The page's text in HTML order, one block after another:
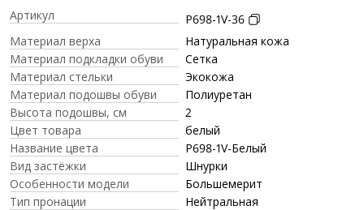
Артикул
P698-1V-36
Материал верха
Натуральная кожа
Материал подкладки обуви
Сетка
Материал стельки
Экокожа
Материал подошвы обуви
Полиуретан
Высота подошвы, см
2
Цвет товара
белый
Название цвета
P698-1V-Белый
Вид застёжки
Шнурки
Особенности модели
Большемерит
Тип пронации
Нейтральная